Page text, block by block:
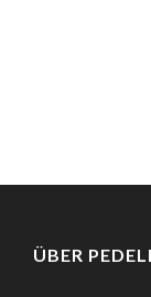
ÜBER